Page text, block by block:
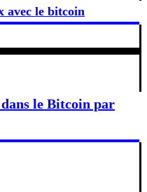
avec le bitcoin
le Bitcoin par